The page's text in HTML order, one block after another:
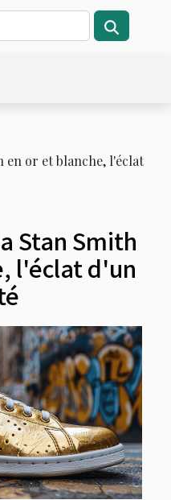
en or et blanche, l'éclat
Stan Smith
l'éclat d'un